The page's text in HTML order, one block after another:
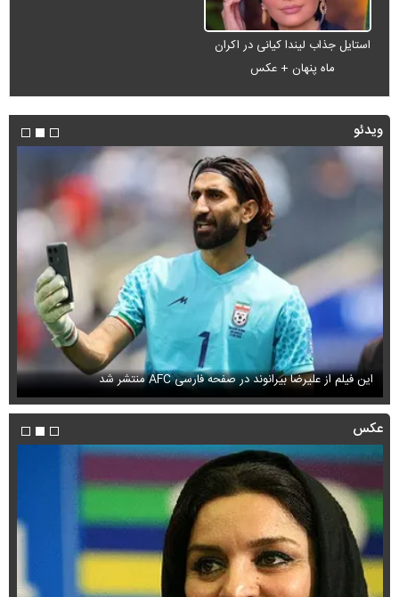
استایل جذاب لیندا کیانی در اکران
ماه پنهان + عکس
ویدئو
این فیلم از علیرضا بیرانوند در صفحه فارسی AFC منتشر شد
عکس